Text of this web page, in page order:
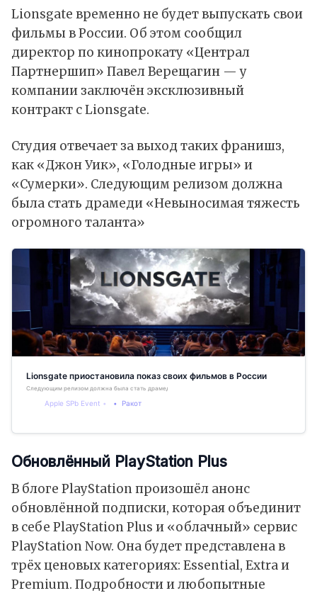
Lionsgate временно не будет выпускать свои
фильмы в России. Об этом сообщил
директор по кинопрокату «Централ
Партнершип» Павел Верещагин — у
компании заключён эксклюзивный
контракт с Lionsgate.
Студия отвечает за выход таких франишз,
как «Джон Уик», «Голодные игры» и
«Сумерки». Следующим релизом должна
была стать драмеди «Невыносимая тяжесть
огромного таланта»
Lionsgate приостановила показ своих фильмов в России
Следующим релизом должна была стать драмеди «Невыносимая тяжесть огромного таланта»
Apple SPb Event Ракот
Обновлённый PlayStation Plus
В блоге PlayStation произошёл анонс
обновлённой подписки, которая объединит
в себе PlayStation Plus и «облачный» сервис
PlayStation Now. Она будет представлена в
трёх ценовых категориях: Essential, Extra и
Premium. Подробности и любопытные